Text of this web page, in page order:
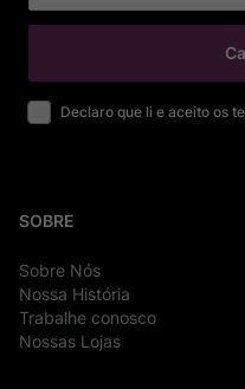
Declaro que li e aceito os
SOBRE
Sobre Nós
Nossa História
Trabalhe conosco
Nossas Lojas